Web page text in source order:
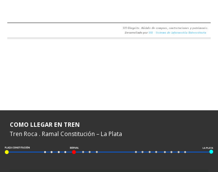
COMO LLEGAR EN TREN
Tren Roca . Ramal Constitución – La Plata